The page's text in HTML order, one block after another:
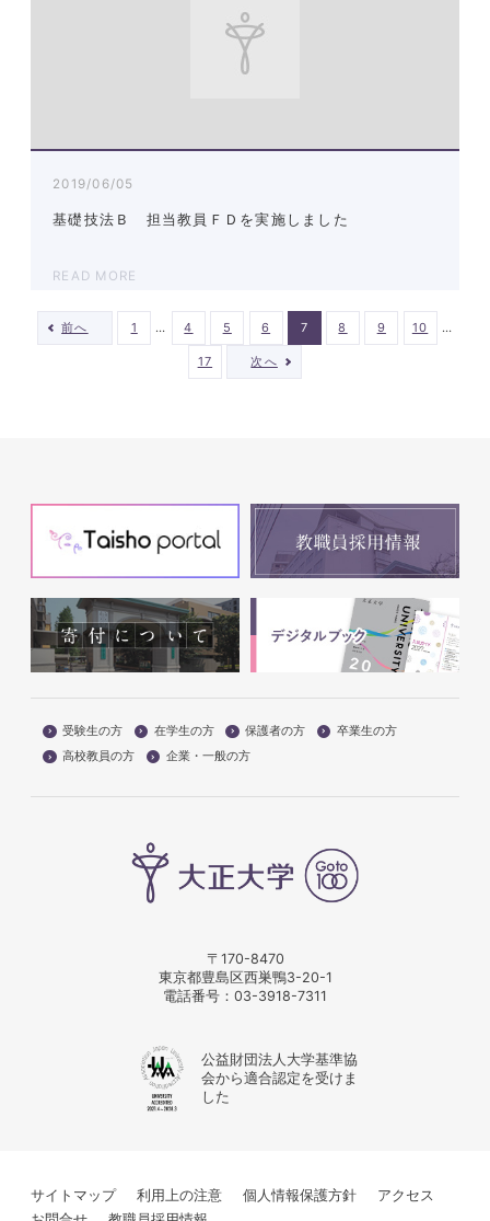
2019/06/05
基礎技法Ｂ 担当教員ＦＤを実施しました
READ MORE
前へ 1 … 4 5 6 7 8 9 10 …
17 次へ
受験生の方 在学生の方 保護者の方
卒業生の方
高校教員の方
企業・一般の方
〒170-8470
東京都豊島区西巣鴨3-20-1
電話番号： 03-3918-7311
公益財団法人大学基準協
会から適合認定を受けま
した
サイトマップ 利用上の注意 個人情報保護方針
アクセス